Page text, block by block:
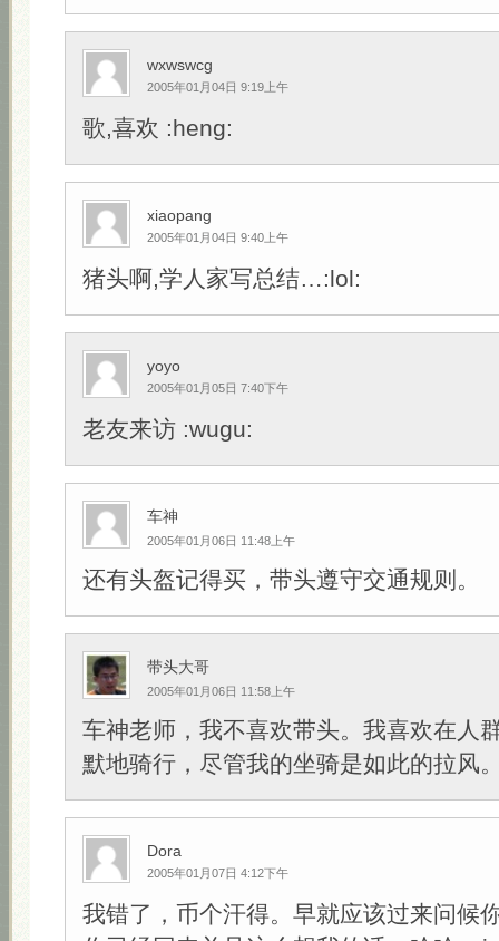
wxwswcg
2005年01月04日 9:19上午
歌,喜欢 :heng:
xiaopang
2005年01月04日 9:40上午
猪头啊,学人家写总结…:lol:
yoyo
2005年01月05日 7:40下午
老友来访 :wugu:
车神
2005年01月06日 11:48上午
还有头盔记得买，带头遵守交通规则。
带头大哥
2005年01月06日 11:58上午
车神老师，我不喜欢带头。我喜欢在人
默地骑行，尽管我的坐骑是如此的拉风
Dora
2005年01月07日 4:12下午
我错了，币个汗得。早就应该过来问候